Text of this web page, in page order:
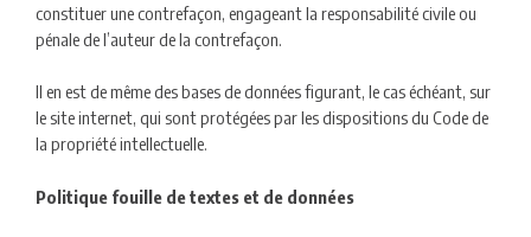
constituer une contrefaçon, engageant la responsabilité civile ou
pénale de l’auteur de la contrefaçon.
Il en est de même des bases de données figurant, le cas échéant, sur
le site internet, qui sont protégées par les dispositions du Code de
la propriété intellectuelle.
Politique fouille de textes et de données